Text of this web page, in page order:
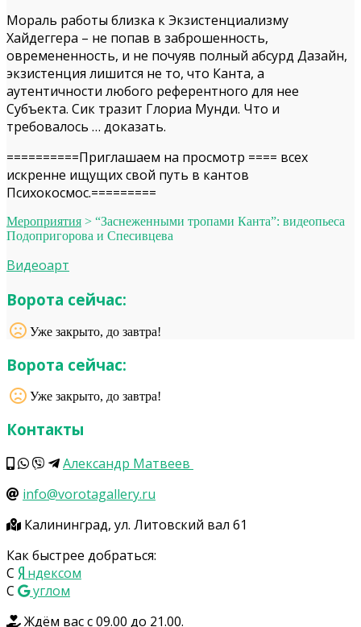
Мораль работы близка к Экзистенциализму
Хайдеггера – не попав в заброшенность,
овремененность, и не почуяв полный абсурд Дазайн,
экзистенция лишится не то, что Канта, а
аутентичности любого референтного для нее
Субъекта. Сик тразит Глориа Мунди. Что и
требовалось … доказать.
==========Приглашаем на просмотр ==== всех
искренне ищущих свой путь в кантов
Психокосмос.=========
Мероприятия > “Заснеженными тропами Канта”: видеопьеса
Подопригорова и Спесивцева
Видеоарт
Ворота сейчас:
Уже закрыто, до завтра!
Ворота сейчас:
Уже закрыто, до завтра!
Контакты
Александр Матвеев
info@vorotagallery.ru
Калининград, ул. Литовский вал 61
Как быстрее добраться:
С
ндексом
С
углом
Ждём вас с 09.00 до 21.00.